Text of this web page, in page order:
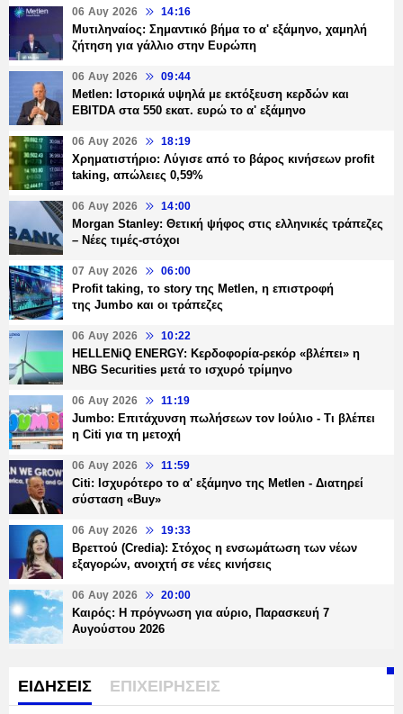
06 Αυγ 2026 14:16
Μυτιληναίος: Σημαντικό βήμα το α' εξάμηνο, χαμηλή
ζήτηση για γάλλιο στην Ευρώπη
06 Αυγ 2026 09:44
Metlen: Ιστορικά υψηλά με εκτόξευση κερδών και
EBITDA στα 550 εκατ. ευρώ το α' εξάμηνο
06 Αυγ 2026 18:19
Χρηματιστήριο: Λύγισε από το βάρος κινήσεων profit
taking, απώλειες 0,59%
06 Αυγ 2026 14:00
Morgan Stanley: Θετική ψήφος στις ελληνικές τράπεζες
– Νέες τιμές-στόχοι
07 Αυγ 2026 06:00
Profit taking, το story της Metlen, η επιστροφή
της Jumbo και οι τράπεζες
06 Αυγ 2026 10:22
HELLENiQ ENERGY: Κερδοφορία-ρεκόρ «βλέπει» η
NBG Securities μετά το ισχυρό τρίμηνο
06 Αυγ 2026 11:19
Jumbo: Επιτάχυνση πωλήσεων τον Ιούλιο - Τι βλέπει
η Citi για τη μετοχή
06 Αυγ 2026 11:59
Citi: Ισχυρότερο το α' εξάμηνο της Metlen - Διατηρεί
σύσταση «Buy»
06 Αυγ 2026 19:33
Βρεττού (Credia): Στόχος η ενσωμάτωση των νέων
εξαγορών, ανοιχτή σε νέες κινήσεις
06 Αυγ 2026 20:00
Καιρός: Η πρόγνωση για αύριο, Παρασκευή 7
Αυγούστου 2026
ΕΙΔΗΣΕΙΣ ΕΠΙΧΕΙΡΗΣΕΙΣ